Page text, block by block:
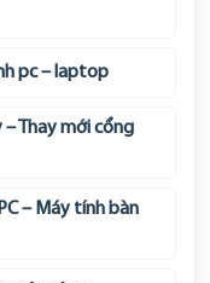
pc – laptop
Thay mới cổng
– Máy tính bàn